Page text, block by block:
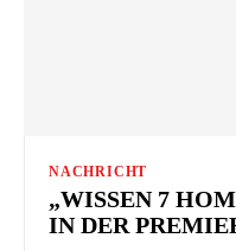
NACHRICHT
„WISSEN 7
IN DER